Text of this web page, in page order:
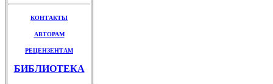
КОНТАКТЫ
АВТОРАМ
РЕЦЕНЗЕНТАМ
БИБЛИОТЕКА